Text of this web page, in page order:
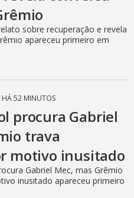
sobre recuperação e revela
apareceu primeiro em
HÁ 52 MINUTOS
procura Gabriel
trava
motivo inusitado
Gabriel Mec, mas Grêmio
inusitado apareceu primeiro